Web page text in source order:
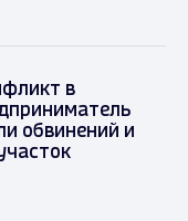
в
обвинений и